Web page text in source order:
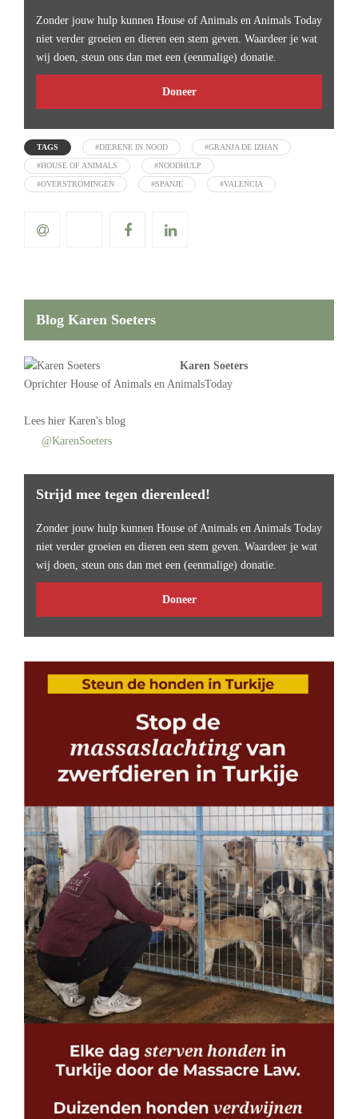
Zonder jouw hulp kunnen House of Animals en Animals Today
niet verder groeien en dieren een stem geven. Waardeer je wat
wij doen, steun ons dan met een (eenmalige) donatie.
Doneer
TAGS #DIERENE IN NOOD #GRANJA DE IZHAN
#HOUSE OF ANIMALS #NOODHULP
#OVERSTROMINGEN #SPANJE #VALENCIA
Blog Karen Soeters
Karen Soeters
Oprichter House of Animals en AnimalsToday
Lees hier Karen's blog
@KarenSoeters
Strijd mee tegen dierenleed!
Zonder jouw hulp kunnen House of Animals en Animals Today
niet verder groeien en dieren een stem geven. Waardeer je wat
wij doen, steun ons dan met een (eenmalige) donatie.
Doneer